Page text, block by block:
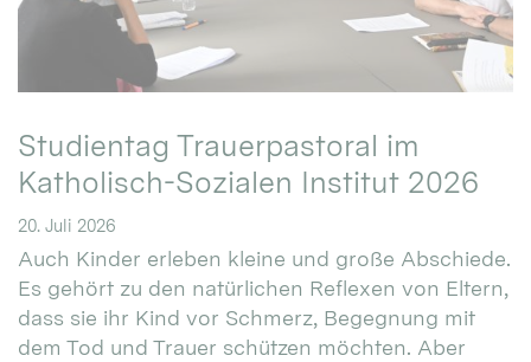
Studientag Trauerpastoral im
Katholisch-Sozialen Institut 2026
20. Juli 2026
Auch Kinder erleben kleine und große Abschiede.
Es gehört zu den natürlichen Reflexen von Eltern,
dass sie ihr Kind vor Schmerz, Begegnung mit
dem Tod und Trauer schützen möchten. Aber